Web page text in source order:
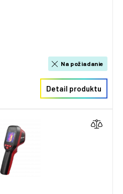
Na požiadanie
Detail produktu